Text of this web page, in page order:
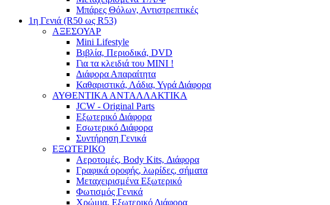
Μπάρες Θόλων, Αντιστρεπτικές
1η Γενιά (R50 ως R53)
ΑΞΕΣΟΥΑΡ
Mini Lifestyle
Βιβλία, Περιοδικά, DVD
Για τα κλειδιά του MINI !
Διάφορα Απαραίτητα
Καθαριστικά, Λάδια, Υγρά Διάφορα
ΑΥΘΕΝΤΙΚΑ ΑΝΤΑΛΛΑΚΤΙΚΑ
JCW - Original Parts
Εξωτερικό Διάφορα
Εσωτερικό Διάφορα
Συντήρηση Γενικά
ΕΞΩΤΕΡΙΚΟ
Αεροτομές, Body Kits, Διάφορα
Γραφικά οροφής, λωρίδες, σήματα
Μεταχειρισμένα Εξωτερικό
Φωτισμός Γενικά
Χρώμια, Εξωτερικό Διάφορα